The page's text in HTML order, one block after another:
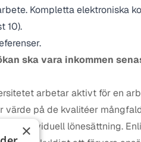
Kompletta elektroniska
10).
ska vara inkommen
arbetar aktivt för en
värde på de kvalitéer
individuell lönesättning.
×